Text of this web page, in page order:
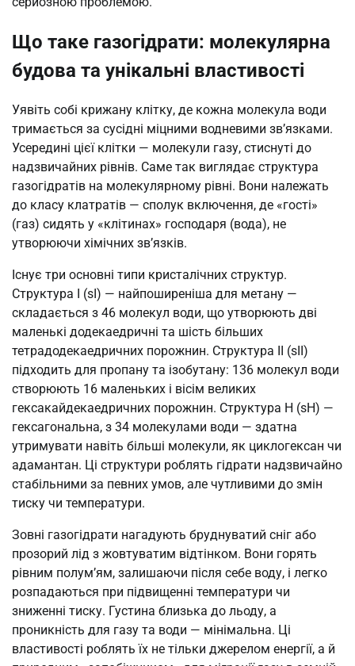
Що таке газогідрати: молекулярна
будова та унікальні властивості
Уявіть собі крижану клітку, де кожна молекула води
тримається за сусідні міцними водневими зв’язками.
Усередині цієї клітки — молекули газу, стиснуті до
надзвичайних рівнів. Саме так виглядає структура
газогідратів на молекулярному рівні. Вони належать
до класу клатратів — сполук включення, де «гості»
(газ) сидять у «клітинах» господаря (вода), не
утворюючи хімічних зв’язків.
Існує три основні типи кристалічних структур.
Структура I (sI) — найпоширеніша для метану —
складається з 46 молекул води, що утворюють дві
маленькі додекаедричні та шість більших
тетрадодекаедричних порожнин. Структура II (sII)
підходить для пропану та ізобутану: 136 молекул води
створюють 16 маленьких і вісім великих
гексакайдекаедричних порожнин. Структура H (sH) —
гексагональна, з 34 молекулами води — здатна
утримувати навіть більші молекули, як циклогексан чи
адамантан. Ці структури роблять гідрати надзвичайно
стабільними за певних умов, але чутливими до змін
тиску чи температури.
Зовні газогідрати нагадують бруднуватий сніг або
прозорий лід з жовтуватим відтінком. Вони горять
рівним полум’ям, залишаючи після себе воду, і легко
розпадаються при підвищенні температури чи
зниженні тиску. Густина близька до льоду, а
проникність для газу та води — мінімальна. Ці
властивості роблять їх не тільки джерелом енергії, а й